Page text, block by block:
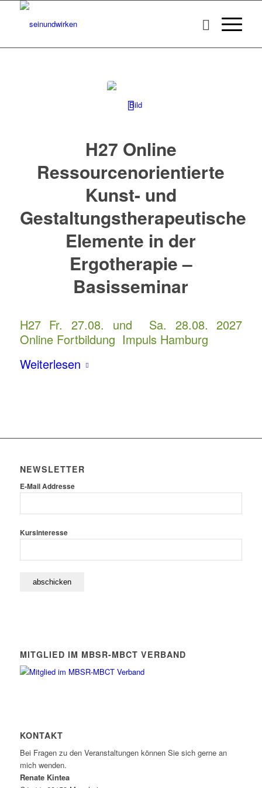
H27 Online
Ressourcenorientierte
Kunst- und
Gestaltungstherapeutische
Elemente in der
Ergotherapie –
Basisseminar
H27 Fr. 27.08. und Sa. 28.08. 2027
Online Fortbildung Impuls Hamburg
Weiterlesen
NEWSLETTER
E-Mail Addresse
Kursinteresse
MITGLIED IM MBSR-MBCT VERBAND
KONTAKT
Bei Fragen zu den Veranstaltungen können Sie sich gerne an
mich wenden.
Renate Kintea